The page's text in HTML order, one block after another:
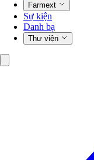
Farmext
Sự kiện
Danh bạ
Thư viện